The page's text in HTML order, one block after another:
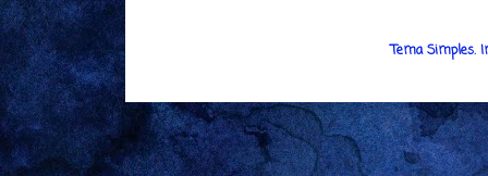
Tema Simples.